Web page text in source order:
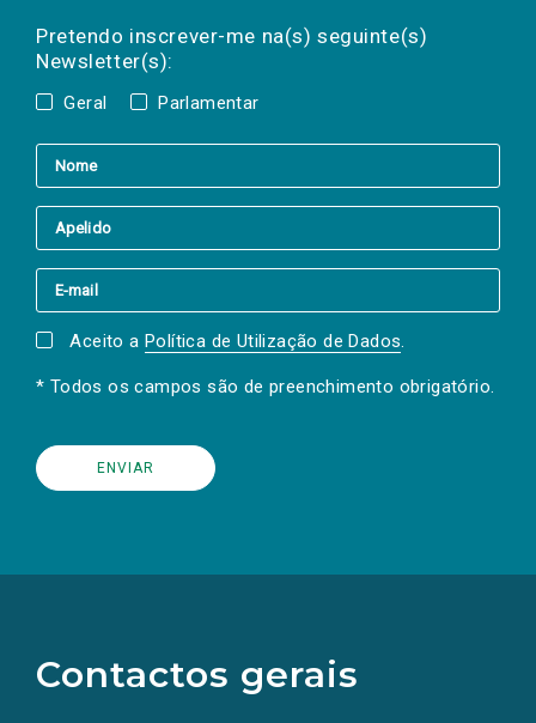
Pretendo inscrever-me na(s) seguinte(s)
Newsletter(s):
Geral Parlamentar
a(s) newsletter(s).
mail
Aceito a Política de Utilização de Dados.
* Todos os campos são de preenchimento obrigatório.
Contactos gerais
redes
sociais